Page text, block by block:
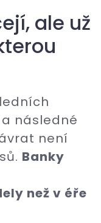
ale už
následné
není
Banky
než v éře